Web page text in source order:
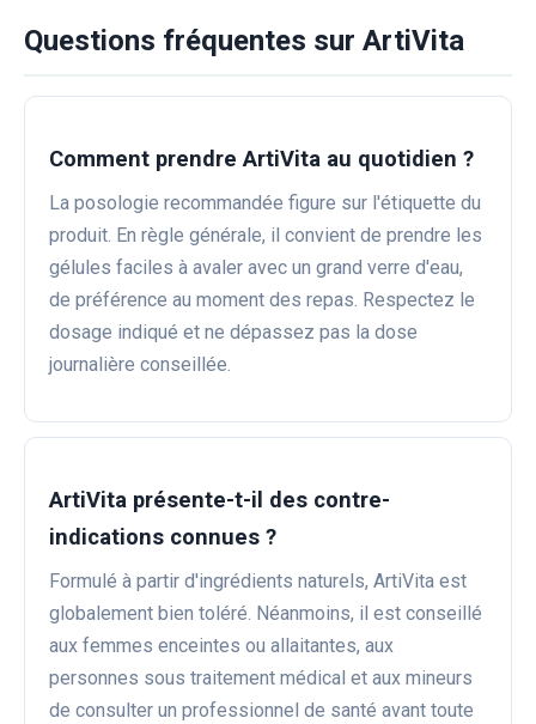
Questions fréquentes sur ArtiVita
Comment prendre ArtiVita au quotidien ?
La posologie recommandée figure sur l'étiquette du
produit. En règle générale, il convient de prendre les
gélules faciles à avaler avec un grand verre d'eau,
de préférence au moment des repas. Respectez le
dosage indiqué et ne dépassez pas la dose
journalière conseillée.
ArtiVita présente-t-il des contre-
indications connues ?
Formulé à partir d'ingrédients naturels, ArtiVita est
globalement bien toléré. Néanmoins, il est conseillé
aux femmes enceintes ou allaitantes, aux
personnes sous traitement médical et aux mineurs
de consulter un professionnel de santé avant toute